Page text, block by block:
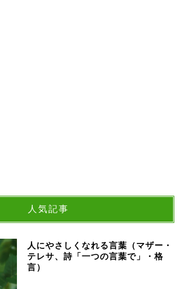
人気記事
人にやさしくなれる言葉（マザー・
テレサ、詩「一つの言葉で」・格
言）